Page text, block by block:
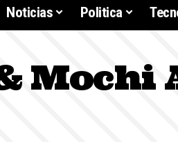
Noticias Politica
Mochi